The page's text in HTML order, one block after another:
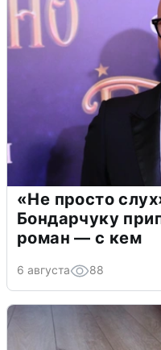
«Не просто
Бондарчуку
роман — с кем
6 августа 88